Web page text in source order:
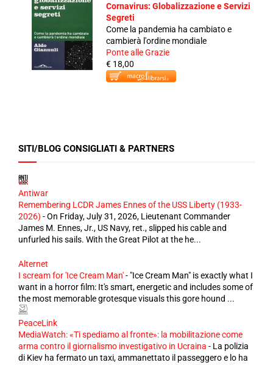
Cornavirus: Globalizzazione e Servizi
Segreti
Come la pandemia ha cambiato e
cambierà l'ordine mondiale
Ponte alle Grazie
€ 18,00
SITI/BLOG CONSIGLIATI & PARTNERS
Antiwar
Remembering LCDR James Ennes of the USS Liberty (1933-
2026) -On Friday, July 31, 2026, Lieutenant Commander
James M. Ennes, Jr., US Navy, ret., slipped his cable and
unfurled his sails. With the Great Pilot at the he...
Alternet
I scream for 'Ice Cream Man'- "Ice Cream Man" is exactly what I
want in a horror film: It's smart, energetic and includes some of
the most memorable grotesque visuals this gore hound ...
PeaceLink
MediaWatch: «Ti spediamo al fronte»: la mobilitazione come
arma contro il giornalismo investigativo in Ucraina - La polizia
di Kiev ha fermato un taxi, ammanettato il passeggero e lo ha